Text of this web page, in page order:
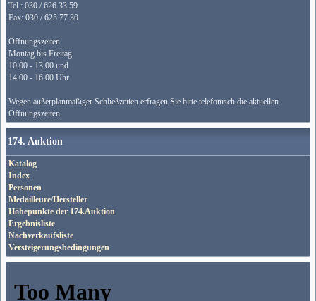
Tel.: 030 / 626 33 59
Fax: 030 / 625 77 30
Öffnungszeiten
Montag bis Freitag
10.00 - 13.00 und
14.00 - 16.00 Uhr
Wegen außerplanmäßiger Schließzeiten erfragen Sie bitte telefonisch die aktuellen
Öffnungszeiten.
174. Auktion
Katalog
Index
Personen
Medailleure/Hersteller
Höhepunkte der 174.Auktion
Ergebnisliste
Nachverkaufsliste
Versteigerungsbedingungen